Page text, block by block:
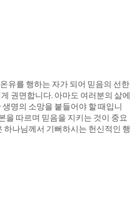
유를 행하는 자가 되어 믿음의 선한
권면합니다. 아마도 여러분의 삶에
명의 소망을 붙들어야 할 때입니
을 따르며 믿음을 지키는 것이 중요
나님께서 기뻐하시는 헌신적인 행